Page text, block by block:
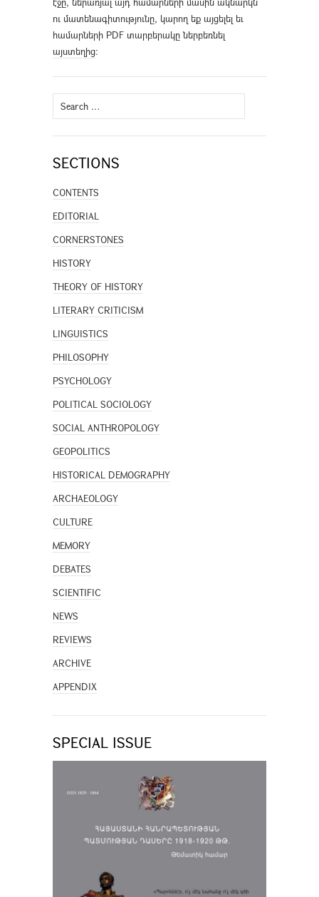
ու մատենագիտությունը, կարող եք այցելել եւ
համարների PDF տարբերակը ներբեռնել
այստեղից։
Search
for:
SECTIONS
CONTENTS
EDITORIAL
CORNERSTONES
HISTORY
THEORY OF HISTORY
LITERARY CRITICISM
LINGUISTICS
PHILOSOPHY
PSYCHOLOGY
POLITICAL SOCIOLOGY
SOCIAL ANTHROPOLOGY
GEOPOLITICS
HISTORICAL DEMOGRAPHY
ARCHAEOLOGY
CULTURE
MEMORY
DEBATES
SCIENTIFIC
NEWS
REVIEWS
ARCHIVE
APPENDIX
SPECIAL ISSUE